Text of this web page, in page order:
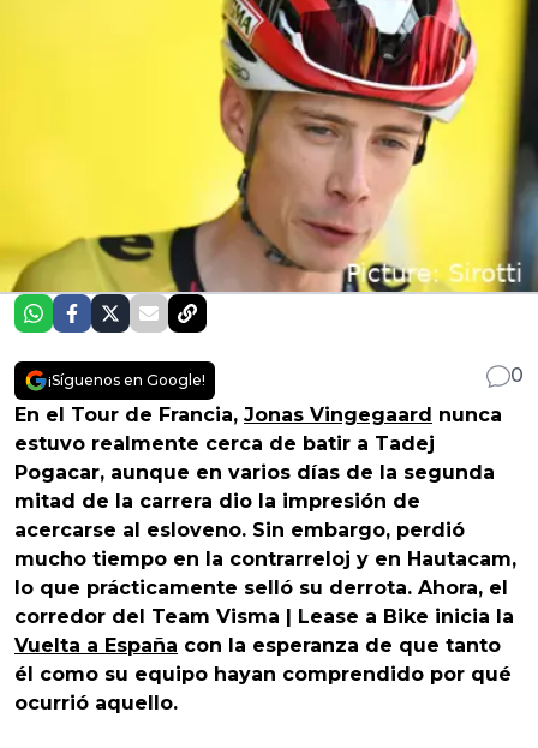
¡Síguenos en Google!
0
En el Tour de Francia, Jonas Vingegaard nunca
estuvo realmente cerca de batir a Tadej
Pogacar, aunque en varios días de la segunda
mitad de la carrera dio la impresión de
acercarse al esloveno. Sin embargo, perdió
mucho tiempo en la contrarreloj y en Hautacam,
lo que prácticamente selló su derrota. Ahora, el
corredor del Team Visma | Lease a Bike inicia la
Vuelta a España con la esperanza de que tanto
él como su equipo hayan comprendido por qué
ocurrió aquello.